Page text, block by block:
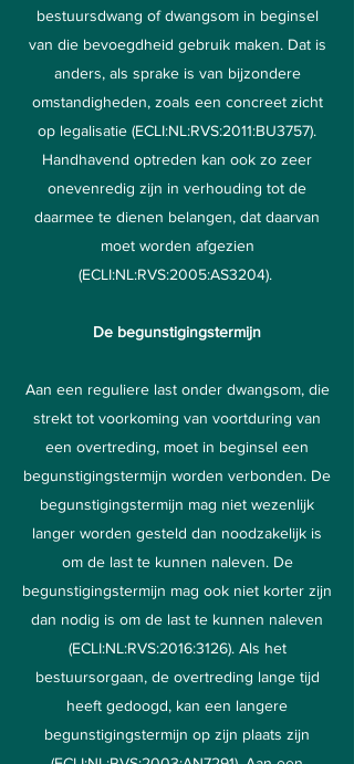
bestuursdwang of dwangsom in beginsel
van die bevoegdheid gebruik maken. Dat is
anders, als sprake is van bijzondere
omstandigheden, zoals een concreet zicht
op legalisatie (ECLI:NL:RVS:2011:BU3757).
Handhavend optreden kan ook zo zeer
onevenredig zijn in verhouding tot de
daarmee te dienen belangen, dat daarvan
moet worden afgezien
(ECLI:NL:RVS:2005:AS3204).
De begunstigingstermijn
Aan een reguliere last onder dwangsom, die
strekt tot voorkoming van voortduring van
een overtreding, moet in beginsel een
begunstigingstermijn worden verbonden. De
begunstigingstermijn mag niet wezenlijk
langer worden gesteld dan noodzakelijk is
om de last te kunnen naleven. De
begunstigingstermijn mag ook niet korter zijn
dan nodig is om de last te kunnen naleven
(ECLI:NL:RVS:2016:3126). Als het
bestuursorgaan, de overtreding lange tijd
heeft gedoogd, kan een langere
begunstigingstermijn op zijn plaats zijn